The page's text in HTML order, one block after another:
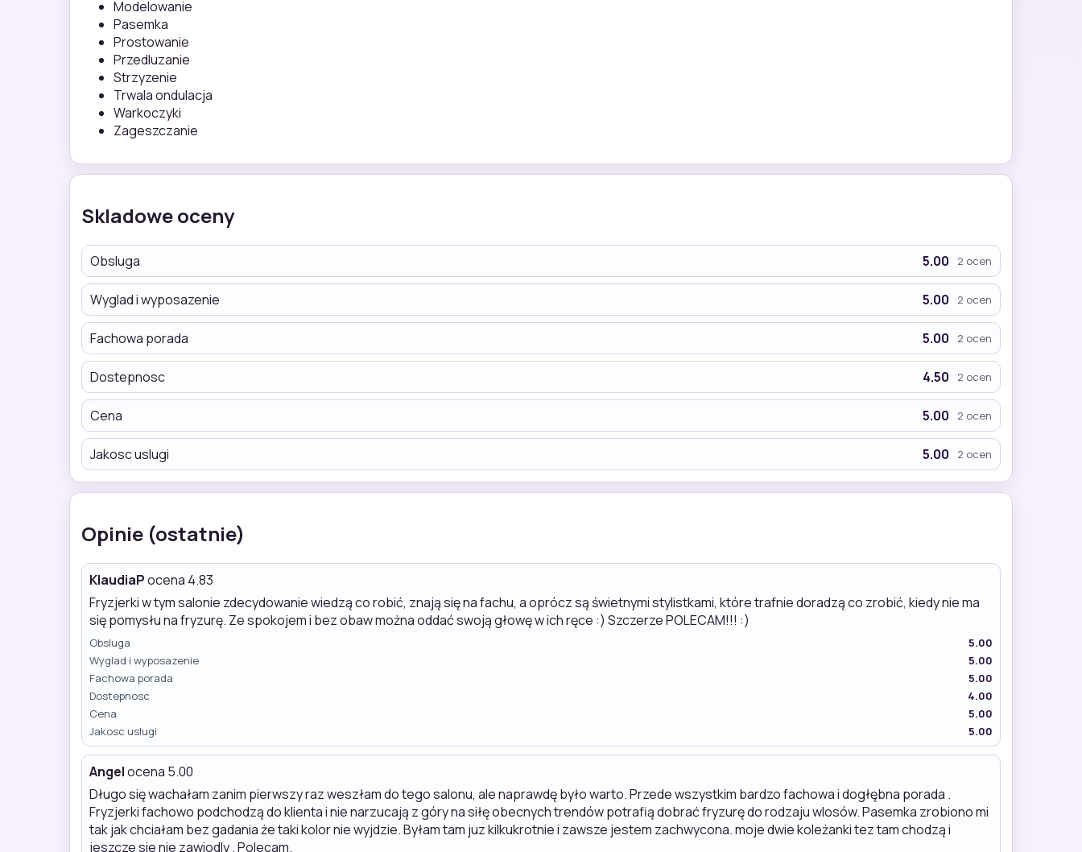
Modelowanie
Pasemka
Prostowanie
Przedluzanie
Strzyzenie
Trwala ondulacja
Warkoczyki
Zageszczanie
Skladowe oceny
Obsluga 5.00 2 ocen
Wyglad i wyposazenie 5.00 2 ocen
Fachowa porada 5.00 2 ocen
Dostepnosc 4.50 2 ocen
Cena 5.00 2 ocen
Jakosc uslugi 5.00 2 ocen
Opinie (ostatnie)
KlaudiaPocena 4.83
Fryzjerki w tym salonie zdecydowanie wiedzą co robić, znają się na fachu, a oprócz są świetnymi stylistkami, które trafnie doradzą co zrobić, kiedy nie ma
się pomysłu na fryzurę. Ze spokojem i bez obaw można oddać swoją głowę w ich ręce :) Szczerze POLECAM!!! :)
Obsluga
5.00
Wyglad i wyposazenie
5.00
Fachowa porada
5.00
Dostepnosc
4.00
Cena
5.00
Jakosc uslugi
5.00
Angelocena 5.00
Długo się wachałam zanim pierwszy raz weszłam do tego salonu, ale naprawdę było warto. Przede wszystkim bardzo fachowa i dogłębna porada .
Fryzjerki fachowo podchodzą do klienta i nie narzucają z góry na siłę obecnych trendów potrafią dobrać fryzurę do rodzaju wlosów. Pasemka zrobiono mi
tak jak chciałam bez gadania że taki kolor nie wyjdzie. Byłam tam juz kilkukrotnie i zawsze jestem zachwycona. moje dwie koleżanki tez tam chodzą i
jeszcze sie nie zawiodly . Polecam.